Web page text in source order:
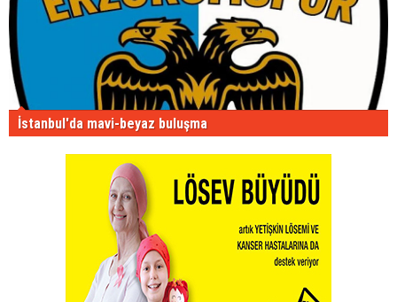
İstanbul'da mavi-beyaz buluşma